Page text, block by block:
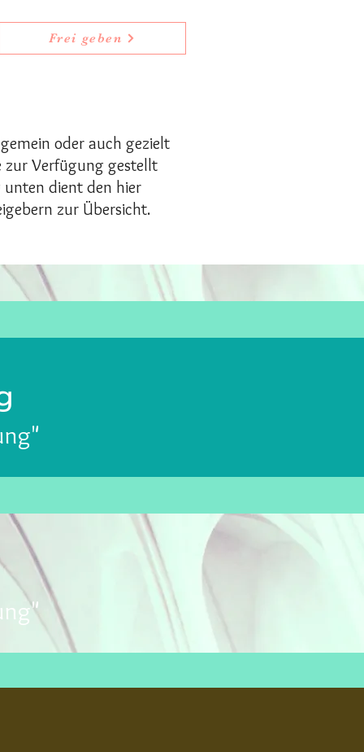
Frei geben
oder auch gezielt
zur Verfügung gestellt
dient den hier
zur Übersicht.